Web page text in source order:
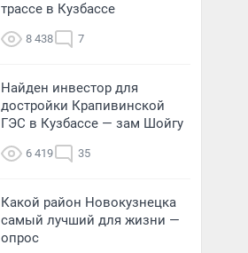
трассе в Кузбассе
8 438 7
Найден инвестор для
достройки Крапивинской
ГЭС в Кузбассе — зам Шойгу
6 419 35
Какой район Новокузнецка
самый лучший для жизни —
опрос